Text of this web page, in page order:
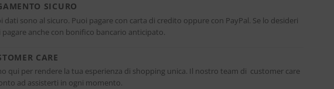
SICURO
dati sono al sicuro. Puoi pagare con carta di credito oppure con PayPal. Se lo desideri
pagare anche con bonifico bancario anticipato.
CARE
qui per rendere la tua esperienza di shopping unica. Il nostro team di customer care
ad assisterti in ogni momento.